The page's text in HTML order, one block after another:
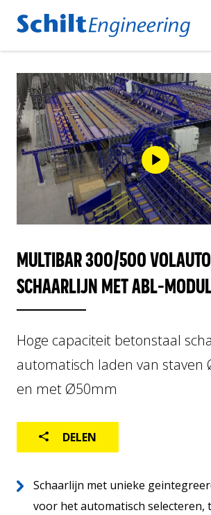
Producten
BETONSTAAL KNIP- EN
BETONSTAAL SCHAARLIJNEN
BETONSTAAL DUBBELBUIGER
FABRIEKSAUTOMATISERING
LOGISTIEK
MULTIBAR 300/500
SCHAARLIJN MET ABL-
Hoge capaciteit betonstaal
automatisch laden van
en met Ø50mm
DELEN
Schaarlijn met unieke
voor het automatisch selecteren,